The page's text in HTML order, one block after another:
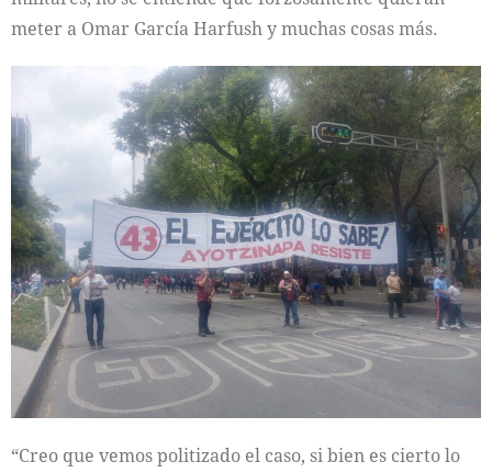
meter a Omar García Harfush y muchas cosas más.
“Creo que vemos politizado el caso, si bien es cierto lo